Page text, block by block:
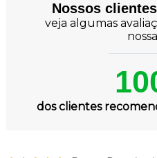
Nossos
veja algumas
dos clientes